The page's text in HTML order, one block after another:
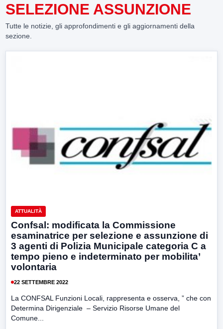
SELEZIONE ASSUNZIONE
Tutte le notizie, gli approfondimenti e gli aggiornamenti della
sezione.
ATTUALITÀ
Confsal: modificata la Commissione
esaminatrice per selezione e assunzione di
3 agenti di Polizia Municipale categoria C a
tempo pieno e indeterminato per mobilita’
volontaria
22 SETTEMBRE 2022
La CONFSAL Funzioni Locali, rappresenta e osserva, ” che con
Determina Dirigenziale – Servizio Risorse Umane del
Comune...